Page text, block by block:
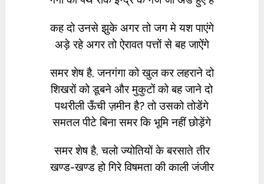
कह दो उनसे झुके अगर तो जग मे यश पाएंगे
अड़े रहे अगर तो ऐरावत पत्तों से बह जाऐंगे
समर शेष है, जनगंगा को खुल कर लहराने दो
शिखरों को डूबने और मुकुटों को बह जाने दो
पथरीली ऊँची ज़मीन है? तो उसको तोडेंगे
समतल पीटे बिना समर कि भूमि नहीं छोड़ेंगे
समर शेष है, चलो ज्योतियों के बरसाते तीर
खण्ड-खण्ड हो गिरे विषमता की काली जंजीर